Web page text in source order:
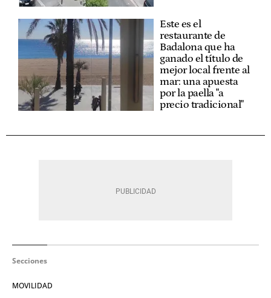
Este es el
restaurante de
Badalona que ha
ganado el título de
mejor local frente al
mar: una apuesta
por la paella "a
precio tradicional"
Secciones
MOVILIDAD